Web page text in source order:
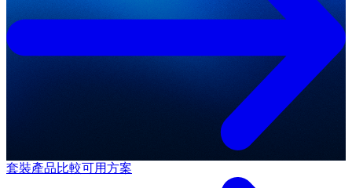
套裝產品比較可用方案